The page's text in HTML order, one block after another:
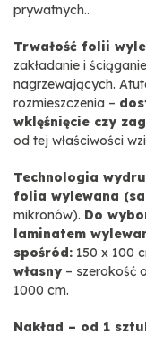
prywatnych..
Trwałość folii
zakładanie i
nagrzewających.
rozmieszczenia –
wklęśnięcie czy
od tej właściwości
Technologia
folia wylewana
mikronów). Do
laminatem
spośród: 150 x 100
własny – szerokość
1000 cm.
Nakład – od 1